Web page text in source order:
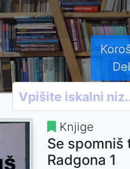
Knjige
Se
Radgona 1